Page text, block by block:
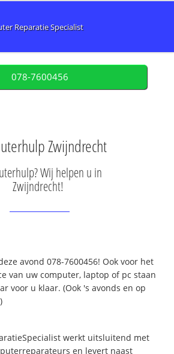
Reparatie Specialist
078-7600456
Zwijndrecht
Wij helpen u in
Zwijndrecht!
avond 078-7600456! Ook voor het
van uw computer, laptop of pc staan
voor u klaar. (Ook 's avonds en op
werkt uitsluitend met
en levert naast